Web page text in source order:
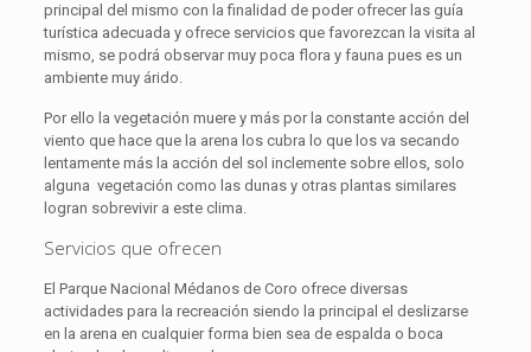
principal del mismo con la finalidad de poder ofrecer las guía
turística adecuada y ofrece servicios que favorezcan la visita al
mismo, se podrá observar muy poca flora y fauna pues es un
ambiente muy árido.
Por ello la vegetación muere y más por la constante acción del
viento que hace que la arena los cubra lo que los va secando
lentamente más la acción del sol inclemente sobre ellos, solo
alguna vegetación como las dunas y otras plantas similares
logran sobrevivir a este clima.
Servicios que ofrecen
El Parque Nacional Médanos de Coro ofrece diversas
actividades para la recreación siendo la principal el deslizarse
en la arena en cualquier forma bien sea de espalda o boca